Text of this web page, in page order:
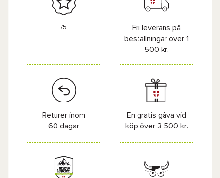
/5
Fri leverans på
beställningar över 1
500 kr.
Returer inom
60 dagar
En gratis gåva vid
köp över 3 500 kr.